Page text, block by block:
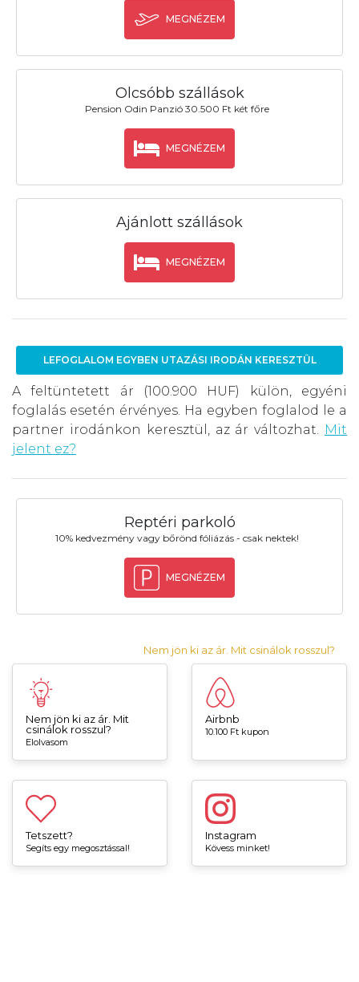
MEGNÉZEM
Olcsóbb szállások
Pension Odin Panzió 30.500 Ft két főre
MEGNÉZEM
Ajánlott szállások
MEGNÉZEM
LEFOGLALOM EGYBEN UTAZÁSI IRODÁN KERESZTÜL
A feltüntetett ár (100.900 HUF) külön, egyéni
foglalás esetén érvényes. Ha egyben foglalod le a
partner irodánkon keresztül, az ár változhat. Mit
jelent ez?
Reptéri parkoló
10% kedvezmény vagy bőrönd fóliázás - csak nektek!
MEGNÉZEM
Nem jön ki az ár. Mit csinálok rosszul?
Nem jön ki az ár. Mit
csinálok rosszul?
Elolvasom
Airbnb
10.100 Ft kupon
Tetszett?
Segíts egy megosztással!
Instagram
Kövess minket!